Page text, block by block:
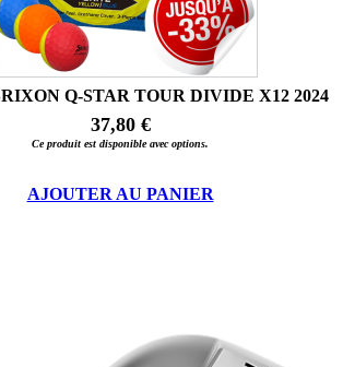
Q-STAR TOUR DIVIDE X12 2024
37,80 €
Ce produit est disponible avec options.
AJOUTER AU PANIER